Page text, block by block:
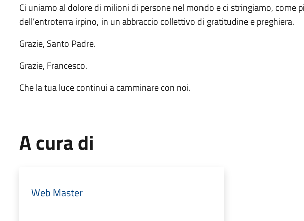
Ci uniamo al dolore di milioni di persone nel mondo e ci stringiamo, come
dell’entroterra irpino, in un abbraccio collettivo di gratitudine e preghiera.
Grazie, Santo Padre.
Grazie, Francesco.
Che la tua luce continui a camminare con noi.
A cura di
Web Master